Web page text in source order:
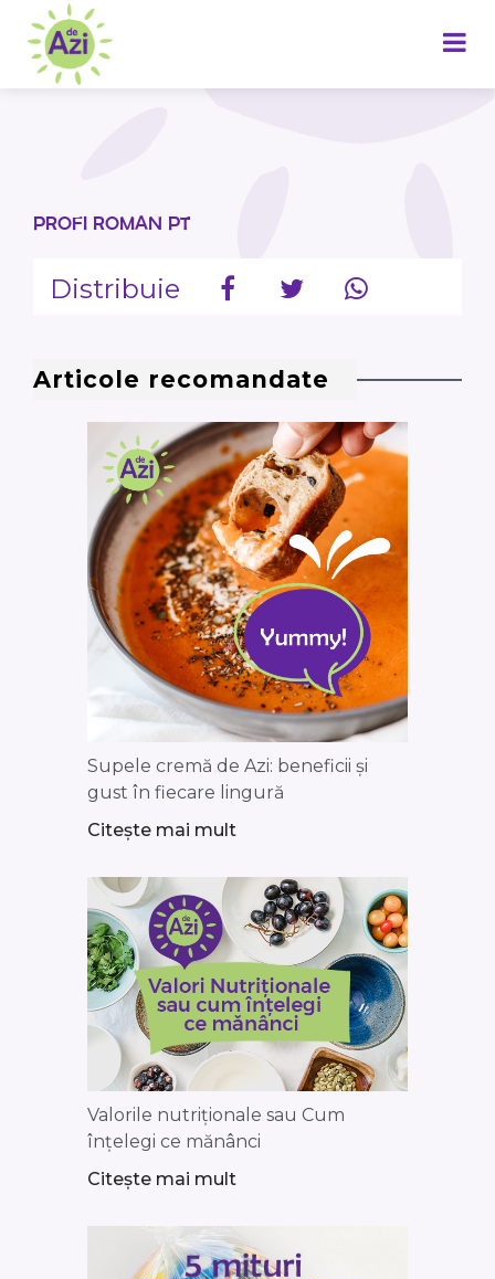
PROFI ROMAN PT
Distribuie
Articole recomandate
Supele cremă de Azi: beneficii și
gust în fiecare lingură
Citește mai mult
Valorile nutriționale sau Cum
înțelegi ce mănânci
Citește mai mult